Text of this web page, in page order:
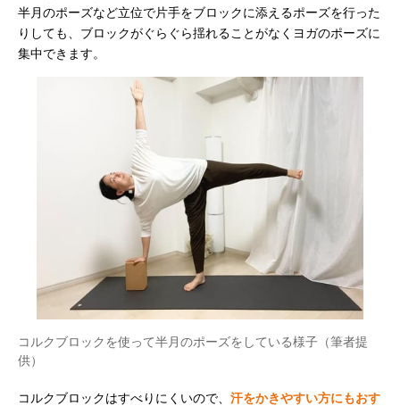
半月のポーズなど立位で片手をブロックに添えるポーズを行った
りしても、ブロックがぐらぐら揺れることがなくヨガのポーズに
集中できます。
コルクブロックを使って半月のポーズをしている様子（筆者提
供）
コルクブロックはすべりにくいので、 汗をかきやすい方にもおす